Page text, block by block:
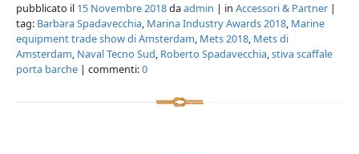
pubblicato il 15 Novembre 2018daadmin | in Accessori & Partner |
tag: Barbara Spadavecchia, Marina Industry Awards 2018, Marine
equipment trade show di Amsterdam, Mets 2018, Mets di
Amsterdam, Naval Tecno Sud, Roberto Spadavecchia,stiva scaffale
porta barche | commenti:0